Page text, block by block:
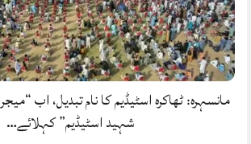
مانسہرہ: ٹھاکرہ اسٹیڈیم کا نام تبدیل، اب
شہید اسٹیڈیم” کہلائے…